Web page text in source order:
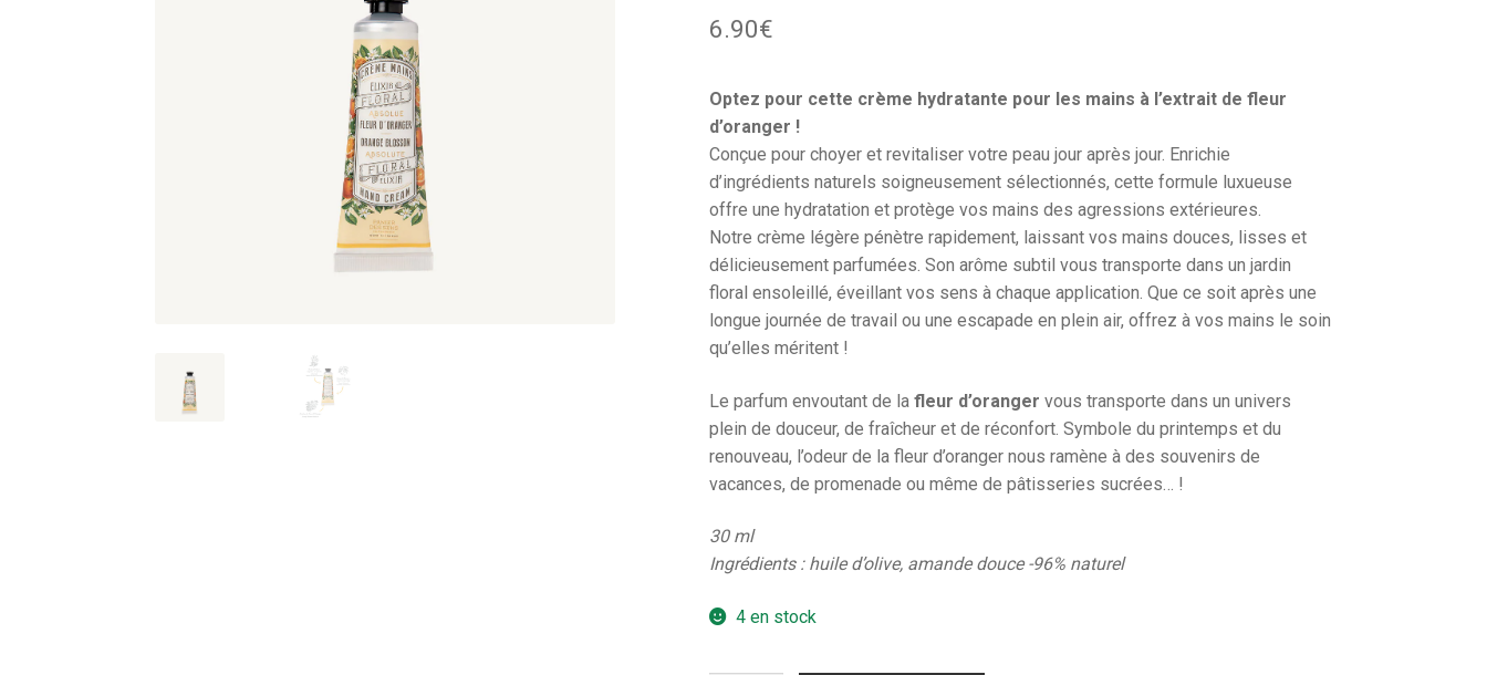
6.90€
Optez pour cette crème hydratante pour les mains à l’extrait de fleur
d’oranger !
Conçue pour choyer et revitaliser votre peau jour après jour. Enrichie
d’ingrédients naturels soigneusement sélectionnés, cette formule luxueuse
offre une hydratation et protège vos mains des agressions extérieures.
Notre crème légère pénètre rapidement, laissant vos mains douces, lisses et
délicieusement parfumées. Son arôme subtil vous transporte dans un jardin
floral ensoleillé, éveillant vos sens à chaque application. Que ce soit après une
longue journée de travail ou une escapade en plein air, offrez à vos mains le soin
qu’elles méritent !
Le parfum envoutant de la fleur d’oranger vous transporte dans un univers
plein de douceur, de fraîcheur et de réconfort. Symbole du printemps et du
renouveau, l’odeur de la fleur d’oranger nous ramène à des souvenirs de
vacances, de promenade ou même de pâtisseries sucrées… !
30 ml
Ingrédients : huile d’olive, amande douce -96% naturel
4 en stock